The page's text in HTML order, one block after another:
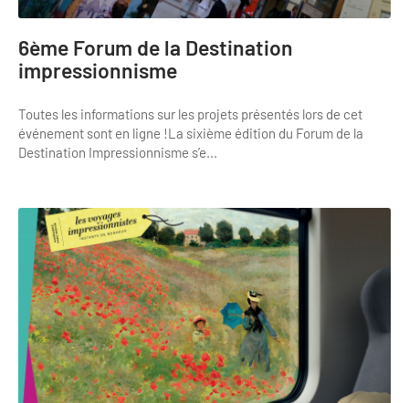
6ème Forum de la Destination
impressionnisme
Toutes les informations sur les projets présentés lors de cet
événement sont en ligne !La sixième édition du Forum de la
Destination Impressionnisme s’e...